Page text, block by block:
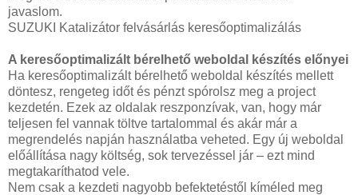
javaslom.
SUZUKI Katalizátor felvásárlás keresőoptimalizálás
A keresőoptimalizált bérelhető weboldal készítés előnyei
Ha keresőoptimalizált bérelhető weboldal készítés mellett
döntesz, rengeteg időt és pénzt spórolsz meg a project
kezdetén. Ezek az oldalak reszponzívak, van, hogy már
teljesen fel vannak töltve tartalommal és akár már a
megrendelés napján használatba veheted. Egy új weboldal
előállítása nagy költség, sok tervezéssel jár – ezt mind
megtakaríthatod vele.
Nem csak a kezdeti nagyobb befektetéstől kíméled meg